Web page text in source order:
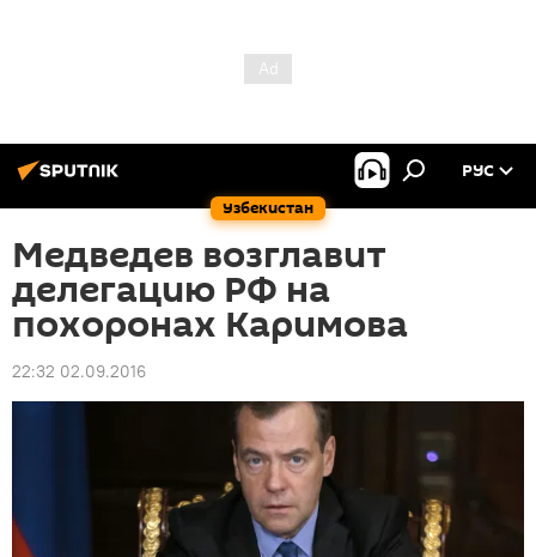
Узбекистан
РУС
Медведев возглавит
делегацию РФ на
похоронах Каримова
22:32 02.09.2016